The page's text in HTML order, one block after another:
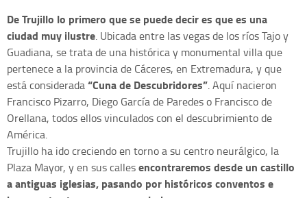
De Trujillo lo primero que se puede decir es que es una
ciudad muy ilustre. Ubicada entre las vegas de los ríos Tajo y
Guadiana, se trata de una histórica y monumental villa que
pertenece a la provincia de Cáceres, en Extremadura, y que
está considerada“Cuna de Descubridores”. Aquí nacieron
Francisco Pizarro, Diego García de Paredes o Francisco de
Orellana, todos ellos vinculados con el descubrimiento de
América.
Trujillo ha ido creciendo en torno a su centro neurálgico, la
Plaza Mayor, y en sus callesencontraremos desde un castillo
a antiguas iglesias, pasando por históricos conventos e